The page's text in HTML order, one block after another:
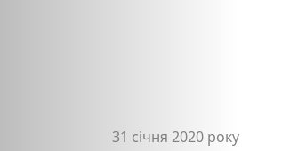
31 січня 2020 року